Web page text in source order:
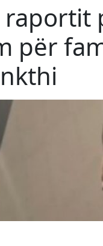
për